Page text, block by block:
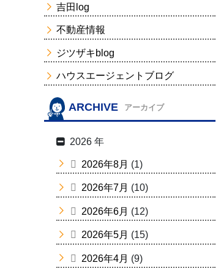
吉田log
不動産情報
ジツザキblog
ハウスエージェントブログ
ARCHIVE アーカイブ
2026 年
2026年8月 (1)
2026年7月 (10)
2026年6月 (12)
2026年5月 (15)
2026年4月 (9)